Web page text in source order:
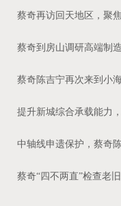
蔡奇再访回天地区，聚
蔡奇到房山调研高端制
蔡奇陈吉宁再次来到小
提升新城综合承载能力
中轴线申遗保护，蔡奇
蔡奇“四不两直”检查老